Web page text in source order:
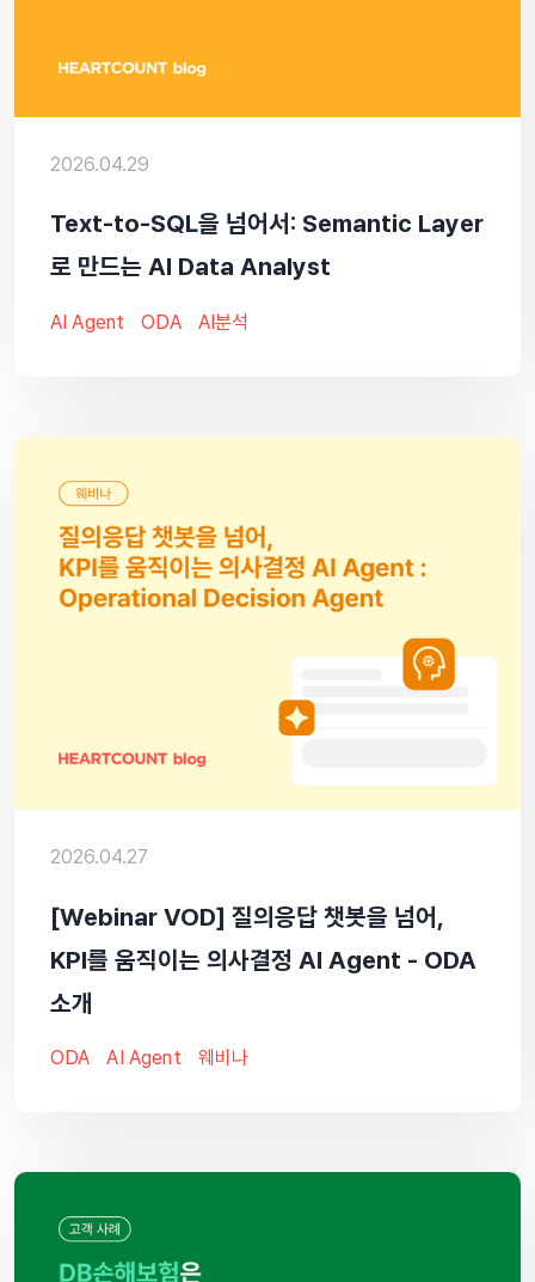
2026.04.29
Text-to-SQL을 넘어서: Semantic Layer
로 만드는 AI Data Analyst
AI Agent ODA AI분석
2026.04.27
[Webinar VOD] 질의응답 챗봇을 넘어,
KPI를 움직이는 의사결정 AI Agent - ODA
소개
ODA AI Agent 웨비나